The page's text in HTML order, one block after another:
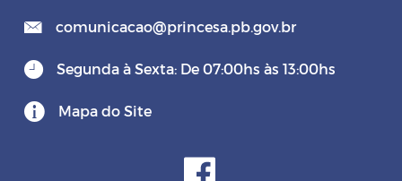
comunicacao@princesa.pb.gov.br
Segunda à Sexta: De 07:00hs às 13:00hs
Mapa do Site